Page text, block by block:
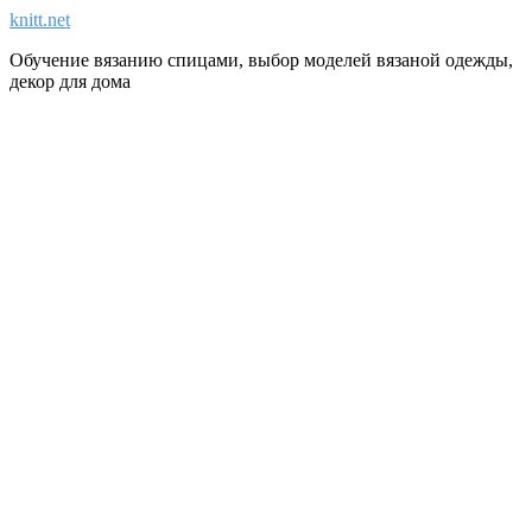
knitt.net
Обучение вязанию спицами, выбор моделей вязаной одежды,
декор для дома